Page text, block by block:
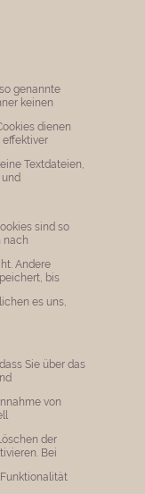
genannte
keinen
dienen
effektiver
Textdateien,
sind so
nach
Andere
bis
es uns,
Sie über das
von
der
Bei